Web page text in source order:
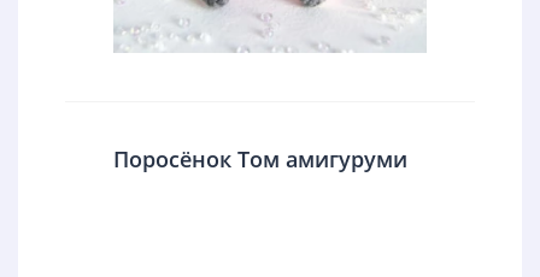
Поросёнок Том амигуруми